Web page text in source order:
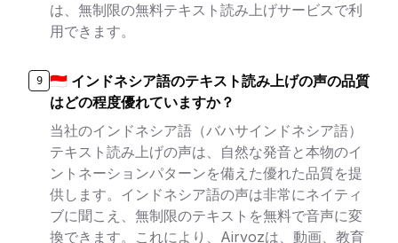
は、無制限の無料テキスト読み上げサービスで利
用できます。
9
🇮🇩 インドネシア語のテキスト読み上げの声の品質
はどの程度優れていますか？
当社のインドネシア語（バハサインドネシア語）
テキスト読み上げの声は、自然な発音と本物のイ
ントネーションパターンを備えた優れた品質を提
供します。インドネシア語の声は非常にネイティ
ブに聞こえ、無制限のテキストを無料で音声に変
換できます。これにより、Airvozは、動画、教育